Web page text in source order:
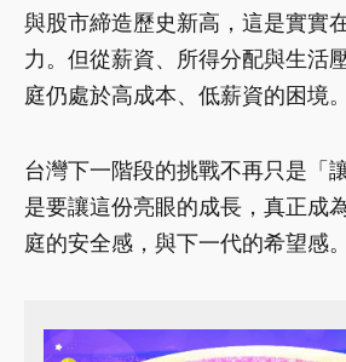
與股市締造歷史新高，這是實實
力。但從薪資、所得分配與生活
庭仍處於高成本、低薪資的困境。
台灣下一階段的挑戰不再只是「
是要讓這份亮眼的成長，真正成
庭的安全感，與下一代的希望感。